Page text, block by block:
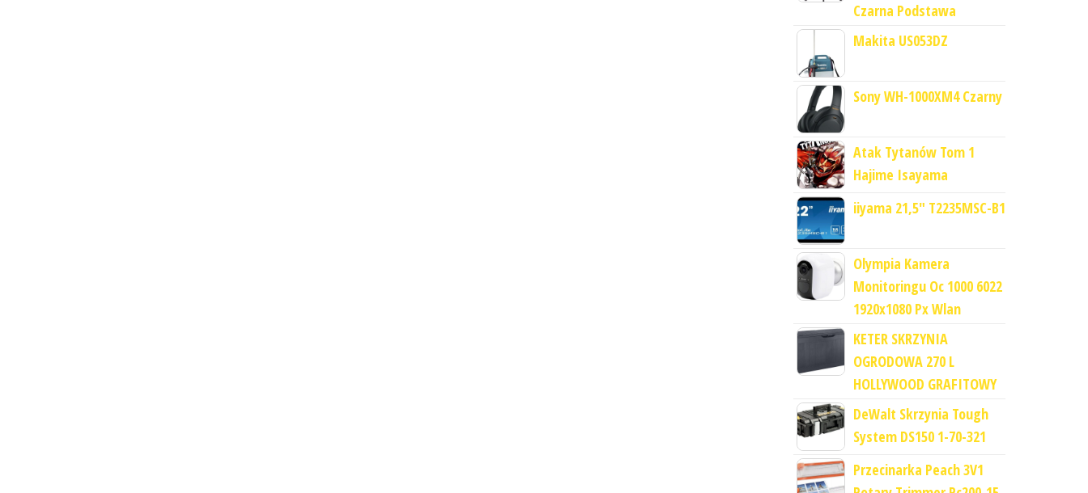
Czarna Podstawa
Makita US053DZ
Sony WH-1000XM4 Czarny
Atak Tytanów Tom 1
Hajime Isayama
iiyama 21,5" T2235MSC-B1
Olympia Kamera
Monitoringu Oc 1000 6022
1920x1080 Px Wlan
KETER SKRZYNIA
OGRODOWA 270 L
HOLLYWOOD GRAFITOWY
DeWalt Skrzynia Tough
System DS150 1-70-321
Przecinarka Peach 3V1